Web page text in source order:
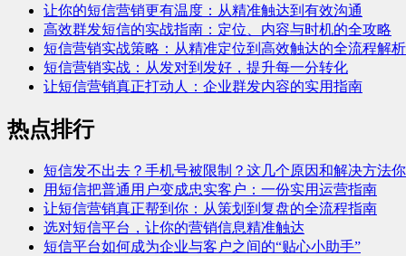
让你的短信营销更有温度：从精准触达到有效沟通
高效群发短信的实战指南：定位、内容与时机的全攻略
短信营销实战策略：从精准定位到高效触达的全流程解析
短信营销实战：从发对到发好，提升每一分转化
让短信营销真正打动人：企业群发内容的实用指南
热点排行
短信发不出去？手机号被限制？这几个原因和解决方法
用短信把普通用户变成忠实客户：一份实用运营指南
让短信营销真正帮到你：从策划到复盘的全流程指南
选对短信平台，让你的营销信息精准触达
短信平台如何成为企业与客户之间的“贴心小助手”